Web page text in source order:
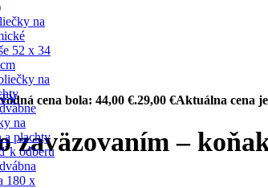
na
52 x 34
na
na
a plachty
k odberu
180 x
cena bola: 44,00 €.29,00 €Aktuálna cena
zaväzovaním –